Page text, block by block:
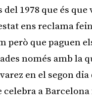
del 1978 que és
ens reclama
però que paguen
només amb la
en el segon dia
celebra a